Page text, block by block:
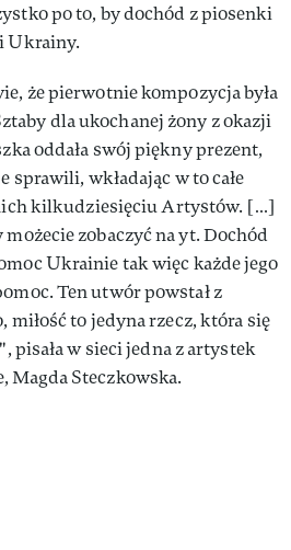
po to, by dochód z piosenki
Ukrainy.
że pierwotnie kompozycja była
dla ukochanej żony z okazji
oddała swój piękny prezent,
sprawili, wkładając w to całe
nich kilkudziesięciu Artystów. […]
zobaczyć na yt. Dochód
Ukrainie tak więc każde jego
Ten utwór powstał z
miłość to jedyna rzecz, która się
pisała w sieci jedna z artystek
Steczkowska.